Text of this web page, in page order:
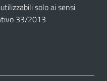
solo ai sensi
33/2013